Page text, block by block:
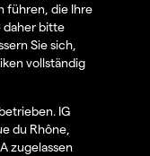
führen, die Ihre
daher bitte
Sie sich,
vollständig
IG
du Rhône,
zugelassen